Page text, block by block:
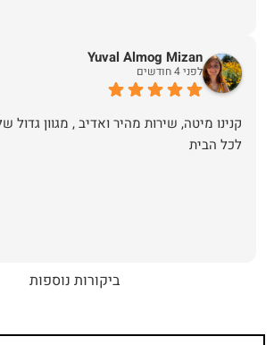
Yuval Almog Mizan
לפני 4 חודשים
קנינו מיטה, שירות מהיר ואדיב , מגוון גדול
לכל הבית
ביקורות נוספות